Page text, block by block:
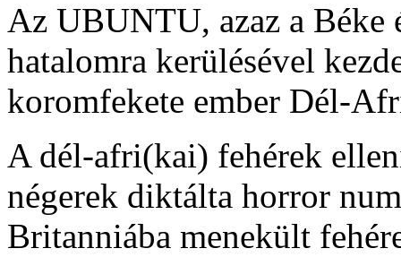
Az UBUNTU, azaz a Béke
hatalomra kerülésével
koromfekete ember Dél-
A dél-afri(kai) fehérek
négerek diktálta horror
Britanniába menekült